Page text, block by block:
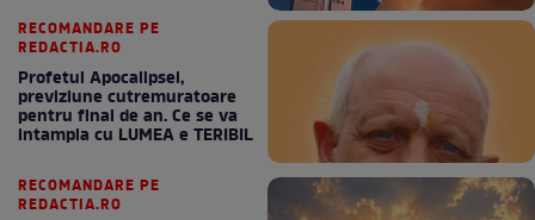
RECOMANDARE PE
REDACTIA.RO
Profetul Apocalipsei,
previziune cutremuratoare
pentru final de an. Ce se va
intampla cu LUMEA e TERIBIL
RECOMANDARE PE
REDACTIA.RO